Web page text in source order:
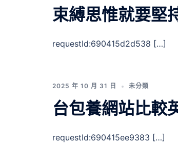
束縛思惟就要堅
requestId:690415d2d538 […]
2025 年 10 月 31 日 未分類
台包養網站比較
requestId:690415ee9383 […]